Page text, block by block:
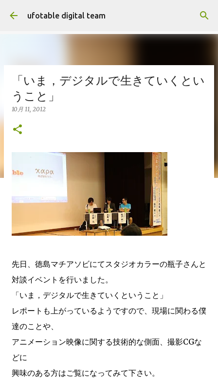
スキップしてメイン コンテンツに移動
ufotable digital team
「いま，デジタルで生きていくとい
うこと」
10月 11, 2012
先日、徳島マチアソビにてスタジオカラーの瓶子さんと
対談イベントを行いました。
「いま，デジタルで生きていくということ」
レポートも上がっているようですので、現場に関わる僕
達のことや、
アニメーション映像に関する技術的な側面、撮影CGな
どに
興味のある方はご覧になってみて下さい。